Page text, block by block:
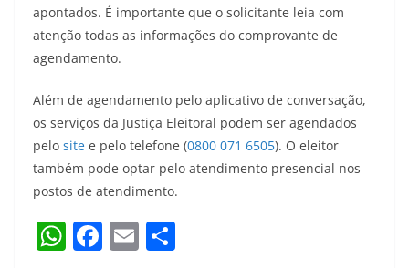
apontados. É importante que o solicitante leia com
atenção todas as informações do comprovante de
agendamento.
Além de agendamento pelo aplicativo de conversação,
os serviços da Justiça Eleitoral podem ser agendados
pelo site e pelo telefone (0800 071 6505). O eleitor
também pode optar pelo atendimento presencial nos
postos de atendimento.
W F E